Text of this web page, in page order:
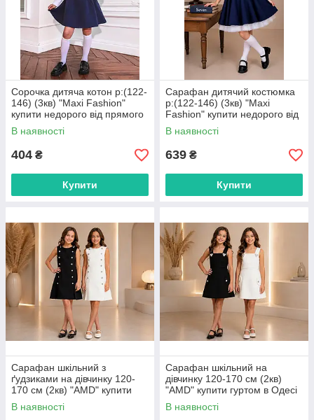
Сорочка дитяча котон р:(122-
146) (3кв) "Maxi Fashion"
купити недорого від прямого
постачальника
В наявності
404 ₴
Купити
Сарафан дитячий костюмка
р:(122-146) (3кв) "Maxi
Fashion" купити недорого від
прямого постачальника
В наявності
639 ₴
Купити
Сарафан шкільний з
ґудзиками на дівчинку 120-
170 см (2кв) "AMD" купити
гуртом в Одесі на 7км
В наявності
Сарафан шкільний на
дівчинку 120-170 см (2кв)
"AMD" купити гуртом в Одесі
на 7км
В наявності